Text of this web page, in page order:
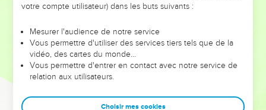
leur foi ou leur vision. Mais on voit moins les doutes, les erreurs
et les saisons difficiles qu'ils ont traversés, alors même que ce
sont elles qui les ont façonnés.
Dans cette conférence, leaders, entrepreneurs, et responsables
clés pour avancer avec plus de sagesse afin que leurs erreurs
votre compte utilisateur) dans les buts suivants :
Mesurer l'audience de notre service
Vous permettre d'utiliser des services tiers tels que de la
vidéo, des cartes du monde…
Vous permettre d'entrer en contact avec notre service de
relation aux utilisateurs.
Choisir mes cookies